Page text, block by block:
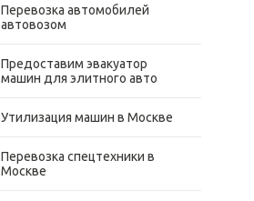
Перевозка автомобилей
автовозом
Предоставим эвакуатор
машин для элитного авто
Утилизация машин в Москве
Перевозка спецтехники в
Москве